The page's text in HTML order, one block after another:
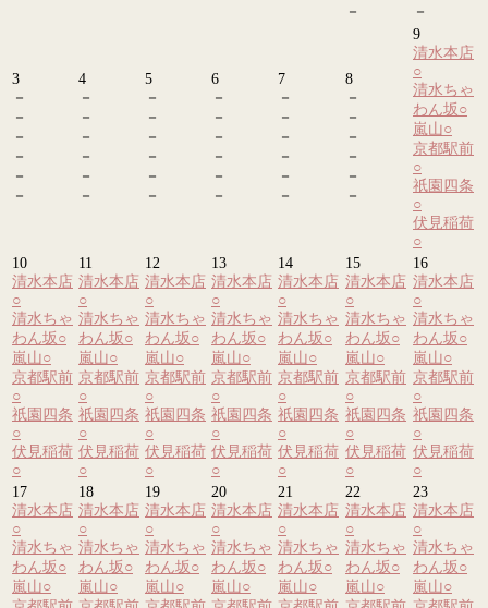
－
－
3
－
－
－
－
－
－
4
－
－
－
－
－
－
5
－
－
－
－
－
－
6
－
－
－
－
－
－
7
－
－
－
－
－
－
8
－
－
－
－
－
－
9
清水本店
○
清水ちゃ
わん坂○
嵐山○
京都駅前
○
祇園四条
○
伏見稲荷
○
10
清水本店
○
清水ちゃ
わん坂○
嵐山○
京都駅前
○
祇園四条
○
伏見稲荷
○
11
清水本店
○
清水ちゃ
わん坂○
嵐山○
京都駅前
○
祇園四条
○
伏見稲荷
○
12
清水本店
○
清水ちゃ
わん坂○
嵐山○
京都駅前
○
祇園四条
○
伏見稲荷
○
13
清水本店
○
清水ちゃ
わん坂○
嵐山○
京都駅前
○
祇園四条
○
伏見稲荷
○
14
清水本店
○
清水ちゃ
わん坂○
嵐山○
京都駅前
○
祇園四条
○
伏見稲荷
○
15
清水本店
○
清水ちゃ
わん坂○
嵐山○
京都駅前
○
祇園四条
○
伏見稲荷
○
16
清水本店
○
清水ちゃ
わん坂○
嵐山○
京都駅前
○
祇園四条
○
伏見稲荷
○
17
清水本店
○
清水ちゃ
わん坂○
嵐山○
18
清水本店
○
清水ちゃ
わん坂○
嵐山○
19
清水本店
○
清水ちゃ
わん坂○
嵐山○
20
清水本店
○
清水ちゃ
わん坂○
嵐山○
21
清水本店
○
清水ちゃ
わん坂○
嵐山○
22
清水本店
○
清水ちゃ
わん坂○
嵐山○
23
清水本店
○
清水ちゃ
わん坂○
嵐山○